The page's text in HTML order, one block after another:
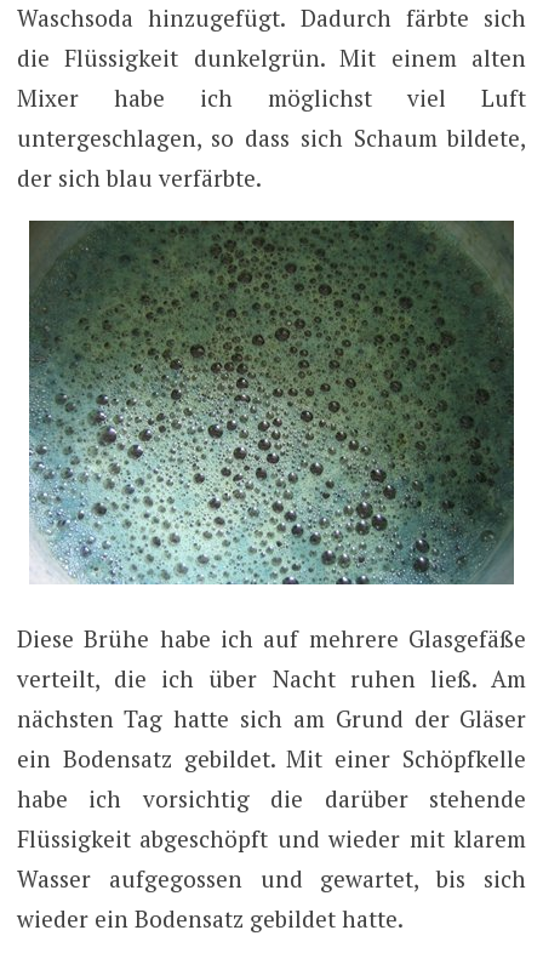
Waschsoda hinzugefügt. Dadurch färbte sich
die Flüssigkeit dunkelgrün. Mit einem alten
Mixer habe ich möglichst viel Luft
untergeschlagen, so dass sich Schaum bildete,
der sich blau verfärbte.
Diese Brühe habe ich auf mehrere Glasgefäße
verteilt, die ich über Nacht ruhen ließ. Am
nächsten Tag hatte sich am Grund der Gläser
ein Bodensatz gebildet. Mit einer Schöpfkelle
habe ich vorsichtig die darüber stehende
Flüssigkeit abgeschöpft und wieder mit klarem
Wasser aufgegossen und gewartet, bis sich
wieder ein Bodensatz gebildet hatte.